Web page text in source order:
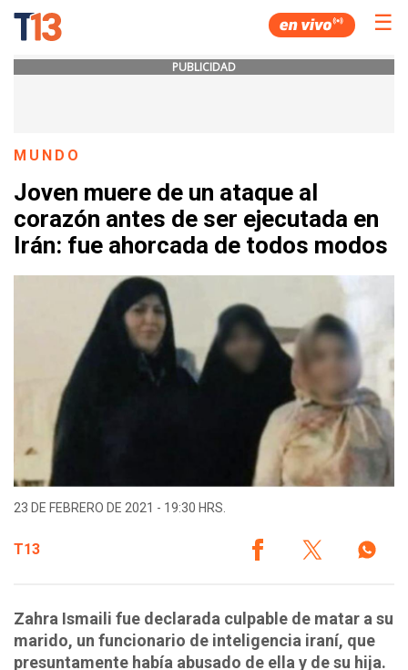
☰
PUBLICIDAD
MUNDO
Joven muere de un ataque al
corazón antes de ser ejecutada en
Irán: fue ahorcada de todos modos
23 DE FEBRERO DE 2021 - 19:30 HRS.
T13
Zahra Ismaili fue declarada culpable de matar a su
marido, un funcionario de inteligencia iraní, que
presuntamente había abusado de ella y de su hija.